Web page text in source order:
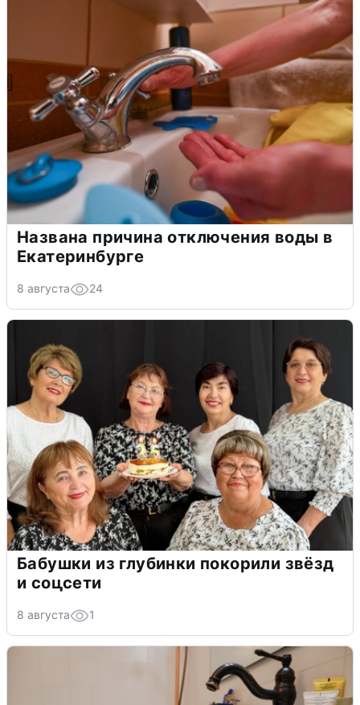
Названа причина отключения воды в
Екатеринбурге
8 августа 24
Бабушки из глубинки покорили звёзд
и соцсети
8 августа 1